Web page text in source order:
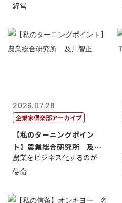
経営
2026.07.28
企業家倶楽部アーカイブ
【私のターニングポイン
ト】農業総合研究所 及川
智正
農業をビジネス化するのが
使命